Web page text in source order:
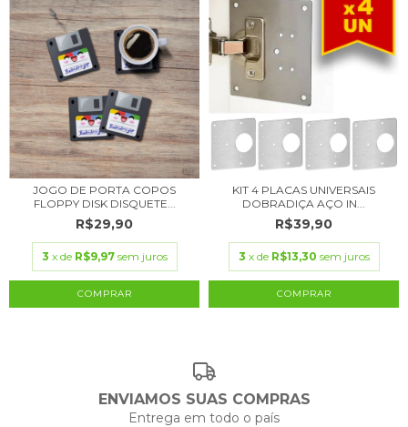
JOGO DE PORTA COPOS
FLOPPY DISK DISQUETE...
R$29,90
3 x de R$9,97 sem juros
KIT 4 PLACAS UNIVERSAIS
DOBRADIÇA AÇO IN...
R$39,90
3 x de R$13,30 sem juros
ENVIAMOS SUAS COMPRAS
Entrega em todo o país